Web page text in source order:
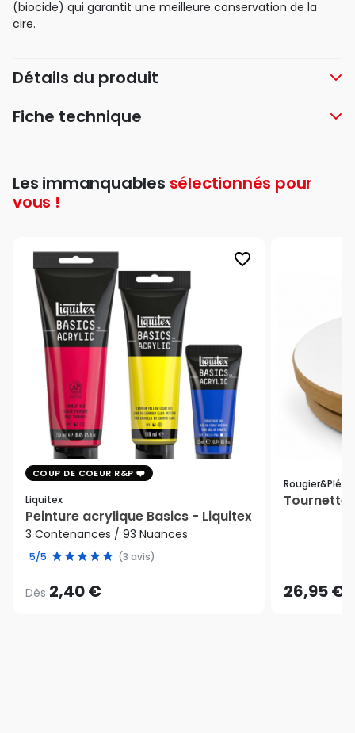
(biocide) qui garantit une meilleure conservation de la
cire.
Détails du produit
Fiche technique
Les immanquables sélectionnés pour
vous !
favorite_border
COUP DE COEUR R&P
Liquitex
Peinture acrylique Basics - Liquitex
3 Contenances / 93 Nuances
5/5 (3 avis)
Dès 2,40 €
Rougier&plé
Tournette
26,95 €